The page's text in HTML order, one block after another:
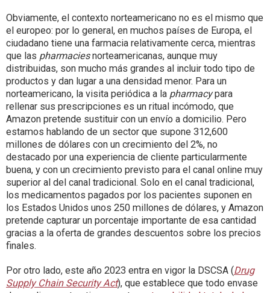
Obviamente, el contexto norteamericano no es el mismo que
el europeo: por lo general, en muchos países de Europa, el
ciudadano tiene una farmacia relativamente cerca, mientras
que las pharmaciesnorteamericanas, aunque muy
distribuidas, son mucho más grandes al incluir todo tipo de
productos y dan lugar a una densidad menor. Para un
norteamericano, la visita periódica a la pharmacypara
rellenar sus prescripciones es un ritual incómodo, que
Amazon pretende sustituir con un envío a domicilio. Pero
estamos hablando de un sector que supone 312,600
millones de dólares con un crecimiento del 2%, no
destacado por una experiencia de cliente particularmente
buena, y con un crecimiento previsto para el canal online muy
superior al del canal tradicional. Solo en el canal tradicional,
los medicamentos pagados por los pacientes suponen en
los Estados Unidos unos 250 millones de dólares, y Amazon
pretende capturar un porcentaje importante de esa cantidad
gracias a la oferta de grandes descuentos sobre los precios
finales.
Por otro lado, este año 2023 entra en vigor la DSCSA (Drug
Supply Chain Security Act), que establece que todo envase